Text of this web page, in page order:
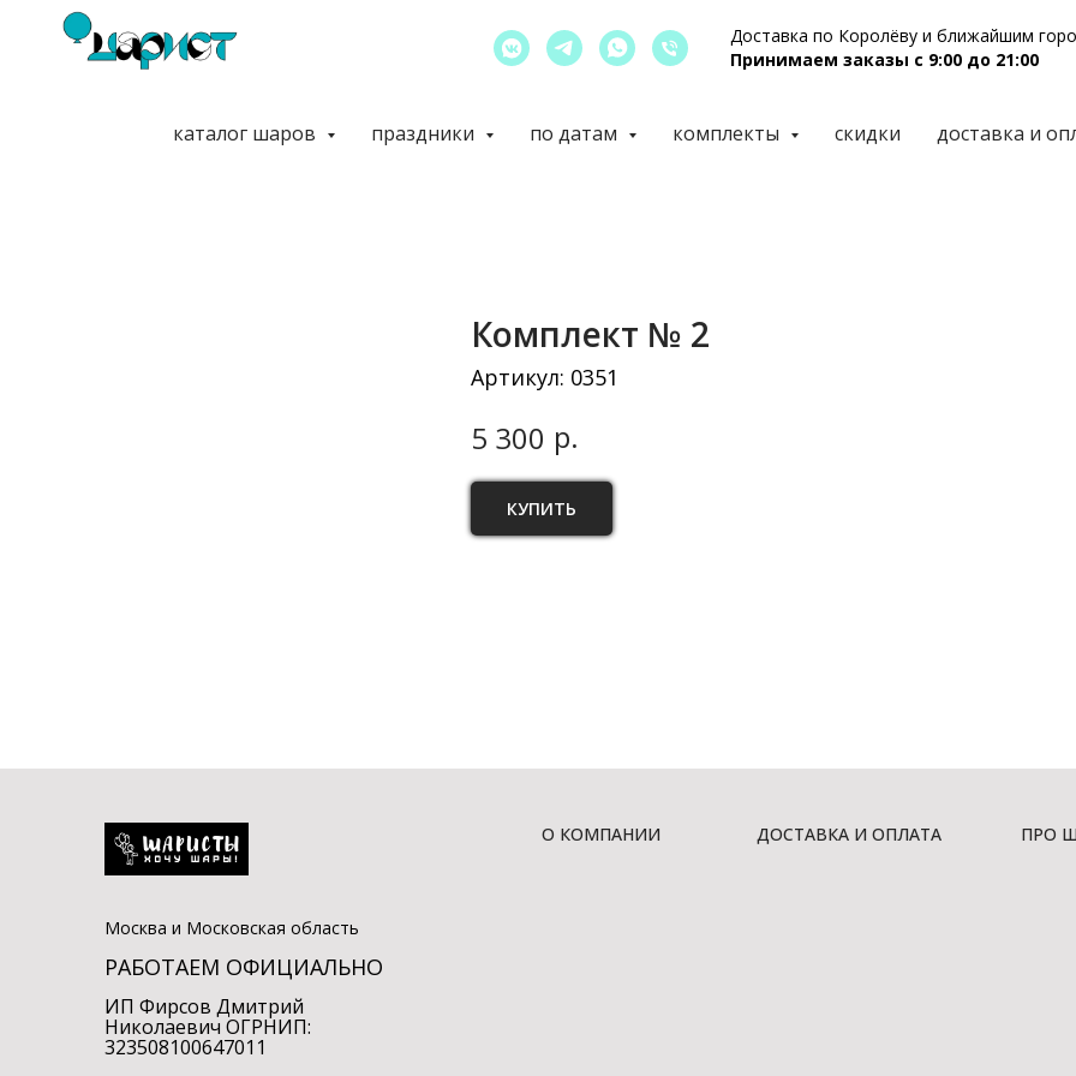
Доставка по Королёву и ближайшим
Принимаем заказы с 9:00 до 21:00
каталог шаров праздники по датам комплекты скидки доставка и
Комплект № 2
Артикул: 0351
5 300 р.
КУПИТЬ
Москва и Московская область
РАБОТАЕМ ОФИЦИАЛЬНО
ИП Фирсов Дмитрий
Николаевич ОГРНИП:
323508100647011
О КОМПАНИИ ДОСТАВКА И ОПЛАТА ПРО